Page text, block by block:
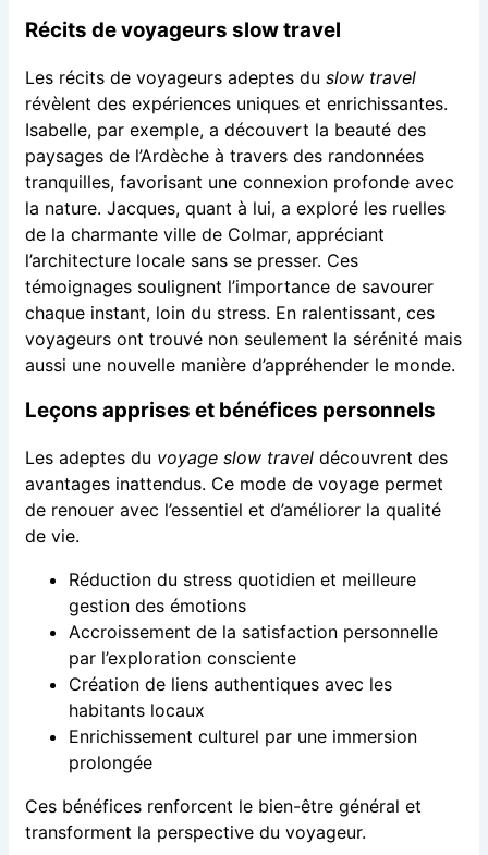
Récits de voyageurs slow travel
Les récits de voyageurs adeptes du slow travel
révèlent des expériences uniques et enrichissantes.
Isabelle, par exemple, a découvert la beauté des
paysages de l’Ardèche à travers des randonnées
tranquilles, favorisant une connexion profonde avec
la nature. Jacques, quant à lui, a exploré les ruelles
de la charmante ville de Colmar, appréciant
l’architecture locale sans se presser. Ces
témoignages soulignent l’importance de savourer
chaque instant, loin du stress. En ralentissant, ces
voyageurs ont trouvé non seulement la sérénité mais
aussi une nouvelle manière d’appréhender le monde.
Leçons apprises et bénéfices personnels
Les adeptes du voyage slow traveldécouvrent des
avantages inattendus. Ce mode de voyage permet
de renouer avec l’essentiel et d’améliorer la qualité
de vie.
Réduction du stress quotidien et meilleure
gestion des émotions
Accroissement de la satisfaction personnelle
par l’exploration consciente
Création de liens authentiques avec les
habitants locaux
Enrichissement culturel par une immersion
prolongée
Ces bénéfices renforcent le bien-être général et
transforment la perspective du voyageur.